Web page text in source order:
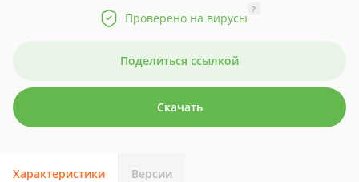
Проверено на вирусы
?
Поделиться ссылкой
Скачать
Характеристики Версии